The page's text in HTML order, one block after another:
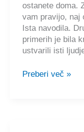
ostanete doma.
vam pravijo, naj
Ista navodila.
primerih je bila
ustvarili isti
Težko
Preberi več »